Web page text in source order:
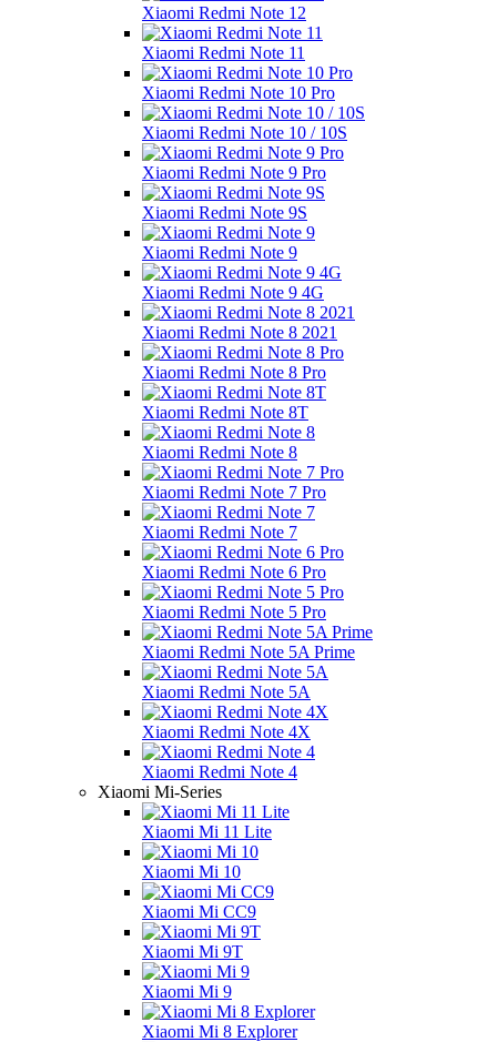
Xiaomi Redmi Note 12
Xiaomi Redmi Note 11
Xiaomi Redmi Note 10 Pro
Xiaomi Redmi Note 10 / 10S
Xiaomi Redmi Note 9 Pro
Xiaomi Redmi Note 9S
Xiaomi Redmi Note 9
Xiaomi Redmi Note 9 4G
Xiaomi Redmi Note 8 2021
Xiaomi Redmi Note 8 Pro
Xiaomi Redmi Note 8T
Xiaomi Redmi Note 8
Xiaomi Redmi Note 7 Pro
Xiaomi Redmi Note 7
Xiaomi Redmi Note 6 Pro
Xiaomi Redmi Note 5 Pro
Xiaomi Redmi Note 5A Prime
Xiaomi Redmi Note 5A
Xiaomi Redmi Note 4X
Xiaomi Redmi Note 4
Xiaomi Mi-Series
Xiaomi Mi 11 Lite
Xiaomi Mi 10
Xiaomi Mi CC9
Xiaomi Mi 9T
Xiaomi Mi 9
Xiaomi Mi 8 Explorer